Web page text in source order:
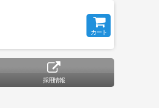
カート
採用情報